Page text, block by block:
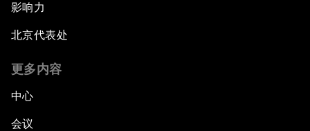
影响力
北京代表处
更多内容
中心
会议